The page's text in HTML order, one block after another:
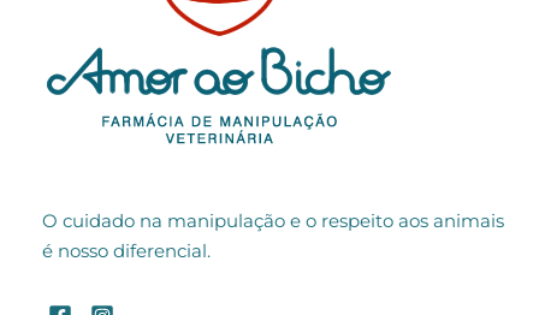
O cuidado na manipulação e o respeito aos animais
é nosso diferencial.